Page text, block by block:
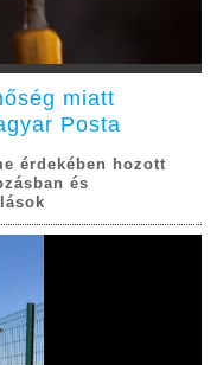
miatt
Posta
érdekében hozott
és